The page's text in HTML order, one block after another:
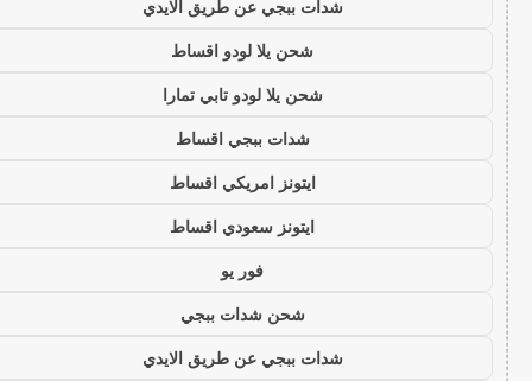
شدات ببجي عن طريق الايدي
شحن يلا لودو اقساط
شحن يلا لودو تابي تمارا
شدات ببجي اقساط
ايتونز امريكي اقساط
ايتونز سعودي اقساط
فور يو
شحن شدات ببجي
شدات ببجي عن طريق الايدي